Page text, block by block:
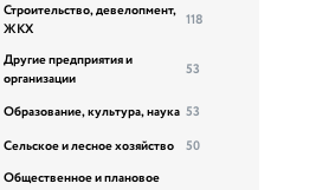
Строительство, девелопмент,
ЖКХ
118
Другие предприятия и
организации
53
Образование, культура, наука 53
Сельское и лесное хозяйство
50
Общественное и плановое